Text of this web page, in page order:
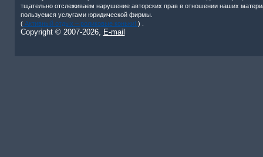
тщательно отслеживаем нарушение авторских прав в отношении наших
пользуемся услугами юридической фирмы.
(Активный отдых – роликовые коньки! ) .
Copyright © 2007-2026, E-mail